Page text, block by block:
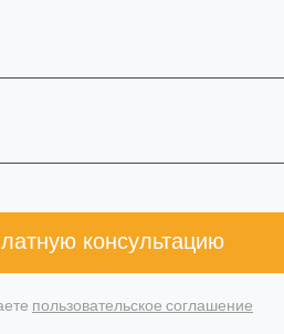
консультацию
пользовательское соглашение